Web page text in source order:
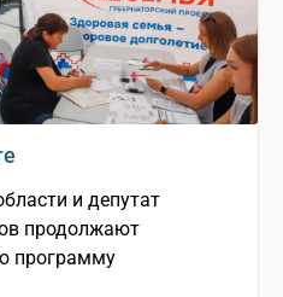
и депутат
продолжают
программу